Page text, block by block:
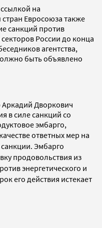
на
стран Евросоюза также
санкций против
России до конца
агентства,
быть объявлено
Дворкович
в силе санкций со
эмбарго,
ответных мер на
Эмбарго
продовольствия из
энергетического и
его действия истекает